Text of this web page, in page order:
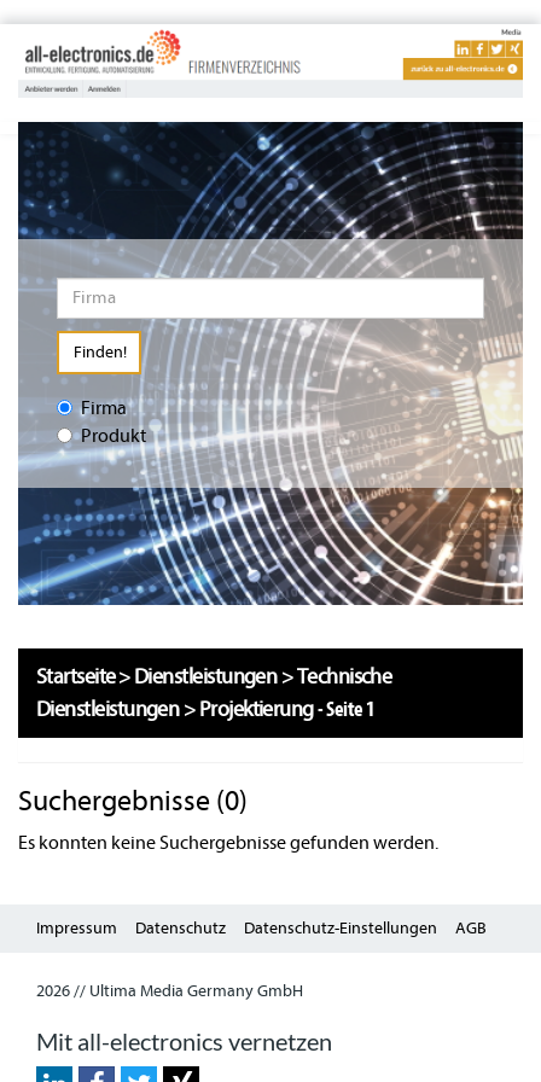
Finden!
Firma
Produkt
Startseite>Dienstleistungen >Technische
Dienstleistungen >Projektierung-Seite 1
Suchergebnisse (0)
Es konnten keine Suchergebnisse gefunden werden.
Impressum Datenschutz Datenschutz-Einstellungen AGB
2026 // Ultima Media Germany GmbH
Mit all-electronics vernetzen